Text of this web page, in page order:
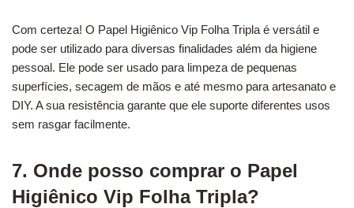
Com certeza! O Papel Higiênico Vip Folha Tripla é versátil e
pode ser utilizado para diversas finalidades além da higiene
pessoal. Ele pode ser usado para limpeza de pequenas
superfícies, secagem de mãos e até mesmo para artesanato e
DIY. A sua resistência garante que ele suporte diferentes usos
sem rasgar facilmente.
7. Onde posso comprar o Papel
Higiênico Vip Folha Tripla?